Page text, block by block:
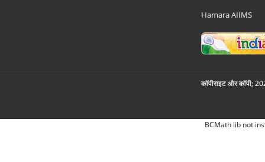
Hamara AIIMS
कॉपीराइट और कॉपी;
BCMath lib not